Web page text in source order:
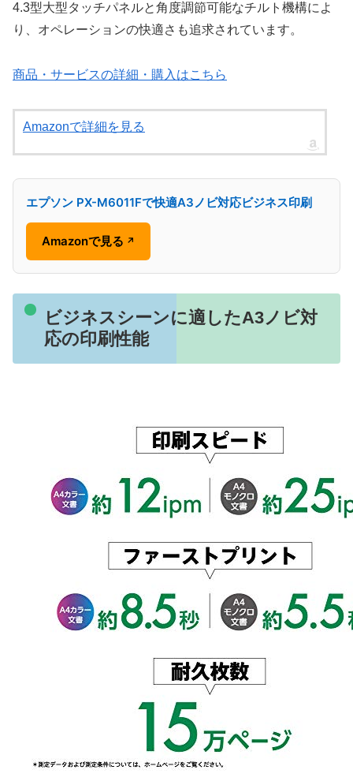
4.3型大型タッチパネルと角度調節可能なチルト機構によ
り、オペレーションの快適さも追求されています。
商品・サービスの詳細・購入はこちら
Amazonで詳細を見る
エプソン PX-M6011Fで快適A3ノビ対応ビジネス印刷
Amazonで見る ↗
ビジネスシーンに適したA3ノビ対
応の印刷性能